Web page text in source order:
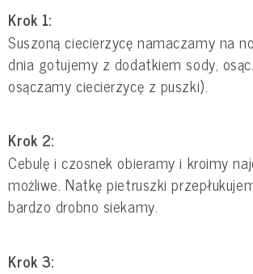
Krok 1:
Suszoną ciecierzycę namaczamy na
dnia gotujemy z dodatkiem sody,
osączamy ciecierzycę z puszki).
Krok 2:
Cebulę i czosnek obieramy i kroimy
możliwe. Natkę pietruszki
bardzo drobno siekamy.
Krok 3: